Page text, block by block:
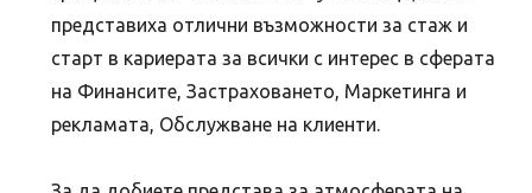
представиха отлични възможности за стаж и
старт в кариерата за всички с интерес в сферата
на Финансите, Застраховането, Маркетинга и
рекламата, Обслужване на клиенти.